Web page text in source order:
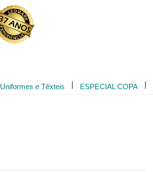
Uniformes e Têxteis ESPECIAL COPA